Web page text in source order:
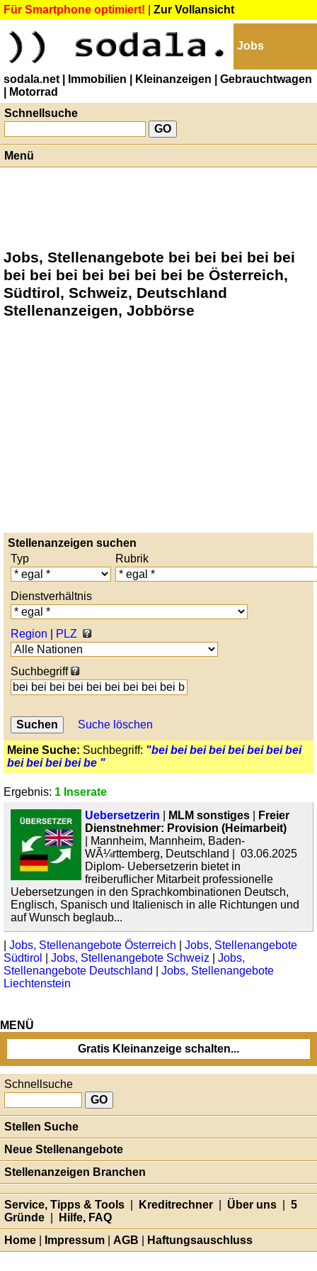
Für Smartphone optimiert! Zur Vollansicht
Jobs
sodala.net | Immobilien | Kleinanzeigen
| Gebrauchtwagen
| Motorrad
Schnellsuche
Menü
Jobs, Stellenangebote bei bei bei bei bei
bei bei bei bei bei bei bei be Österreich,
Südtirol, Schweiz, Deutschland
Stellenanzeigen, Jobbörse
Stellenanzeigen suchen
Typ
Rubrik
Dienstverhältnis
Region PLZ
Suchbegriff
Suche löschen
Meine Suche: Suchbegriff: "bei bei bei bei bei bei bei bei
bei bei bei bei be "
Ergebnis: 1 Inserate
Uebersetzerin
MLM sonstiges
Freier
Dienstnehmer: Provision (Heimarbeit)
| Mannheim, Mannheim, Baden-
WÃ¼rttemberg, Deutschland | 03.06.2025
Diplom- Uebersetzerin bietet in
freiberuflicher Mitarbeit professionelle
Uebersetzungen in den Sprachkombinationen Deutsch,
Englisch, Spanisch und Italienisch in alle Richtungen und
auf Wunsch beglaub...
Jobs, Stellenangebote Österreich
Jobs, Stellenangebote
Südtirol
Jobs, Stellenangebote Schweiz
Jobs,
Stellenangebote Deutschland
Jobs, Stellenangebote
Liechtenstein
MENÜ
Gratis Kleinanzeige schalten...
Schnellsuche
Stellen Suche
Neue Stellenangebote
Stellenanzeigen Branchen
Service, Tipps & Tools Kreditrechner Über uns
5
Gründe
Hilfe, FAQ
Home
Impressum AGB Haftungsauschluss